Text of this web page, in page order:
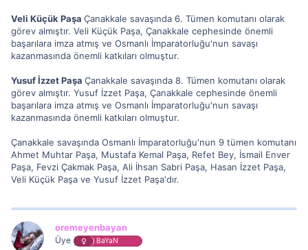
Veli Küçük Paşa Çanakkale savaşında 6. Tümen komutanı olarak
görev almıştır. Veli Küçük Paşa, Çanakkale cephesinde önemli
başarılara imza atmış ve Osmanlı İmparatorluğu'nun savaşı
kazanmasında önemli katkıları olmuştur.
Yusuf İzzet Paşa Çanakkale savaşında 8. Tümen komutanı olarak
görev almıştır. Yusuf İzzet Paşa, Çanakkale cephesinde önemli
başarılara imza atmış ve Osmanlı İmparatorluğu'nun savaşı
kazanmasında önemli katkıları olmuştur.
Çanakkale savaşında Osmanlı İmparatorluğu'nun 9 tümen komutanı
Ahmet Muhtar Paşa, Mustafa Kemal Paşa, Refet Bey, İsmail Enver
Paşa, Fevzi Çakmak Paşa, Ali İhsan Sabri Paşa, Hasan İzzet Paşa,
Veli Küçük Paşa ve Yusuf İzzet Paşa'dır.
oremeyenbayan
Üye BaYaN